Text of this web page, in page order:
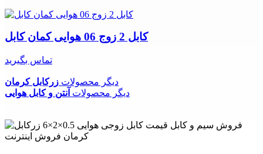
کابل 2 زوج 06 هوایی کمان کابل
تماس بگیرید
دیگر محصولات زرکابل کرمان
دیگر محصولات آنتن و کابل هوایی